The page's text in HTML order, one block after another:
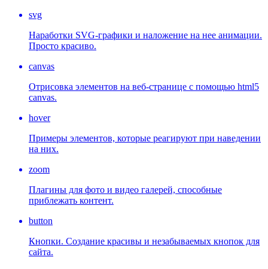
svg
Наработки SVG-графики и наложение на нее анимации.
Просто красиво.
canvas
Отрисовка элементов на веб-странице с помощью html5
canvas.
hover
Примеры элементов, которые реагируют при наведении
на них.
zoom
Плагины для фото и видео галерей, способные
приблежать контент.
button
Кнопки. Создание красивы и незабываемых кнопок для
сайта.